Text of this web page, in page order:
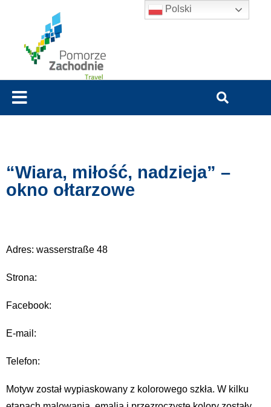
“Wiara, miłość, nadzieja” –
okno ołtarzowe
Adres: wasserstraße 48
Strona:
Facebook:
E-mail:
Telefon:
Motyw został wypiaskowany z kolorowego szkła. W kilku
Polski